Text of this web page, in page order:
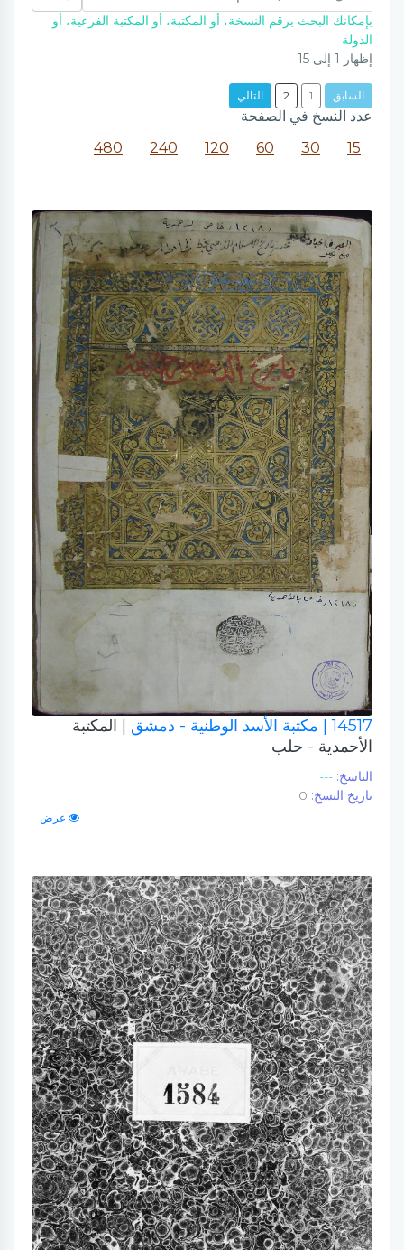
بإمكانك البحث برقم النسخة، أو المكتبة، أو المكتبة الفرعية، أو
الدولة
إظهار 1 إلى 15
السابق 1
2 التالي
عدد النسخ في الصفحة
15
30
60
120
240
480
14517 | مكتبة الأسد الوطنية - دمشق
| المكتبة
الأحمدية - حلب
الناسخ: ---
تاريخ النسخ:
عرض